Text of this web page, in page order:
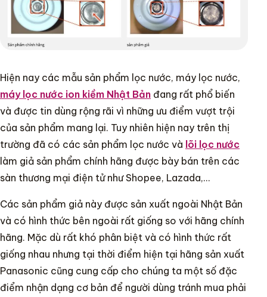
Hiện nay các mẫu sản phẩm lọc nước, máy lọc nước,
máy lọc nước ion kiềm Nhật Bản đang rất phổ biến
và được tin dùng rộng rãi vì những ưu điểm vượt trội
của sản phẩm mang lại. Tuy nhiên hiện nay trên thị
trường đã có các sản phẩm lọc nước và lõi lọc nước
làm giả sản phẩm chính hãng được bày bán trên các
sàn thương mại điện tử như Shopee, Lazada,…
Các sản phẩm giả này được sản xuất ngoài Nhật Bản
và có hình thức bên ngoài rất giống so với hãng chính
hãng. Mặc dù rất khó phân biệt và có hình thức rất
giống nhau nhưng tại thời điểm hiện tại hãng sản xuất
Panasonic cũng cung cấp cho chúng ta một số đặc
điểm nhận dạng cơ bản để người dùng tránh mua phải